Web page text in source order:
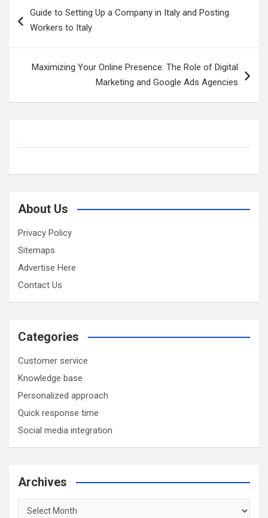
navigation
Guide to Setting Up a Company in Italy and Posting
Workers to Italy
Maximizing Your Online Presence: The Role of Digital
Marketing and Google Ads Agencies
About Us
Privacy Policy
Sitemaps
Advertise Here
Contact Us
Categories
Customer service
Knowledge base
Personalized approach
Quick response time
Social media integration
Archives
Archives